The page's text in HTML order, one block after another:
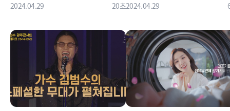
2024.04.29 20초2024.04.29